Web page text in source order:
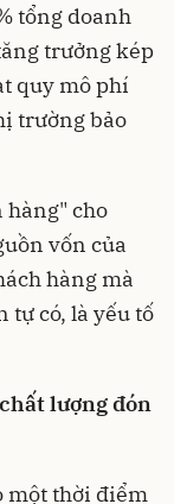
tổng doanh
trưởng kép
quy mô phí
trường bảo
hàng" cho
vốn của
hàng mà
tự có, là yếu tố
lượng đón
một thời điểm